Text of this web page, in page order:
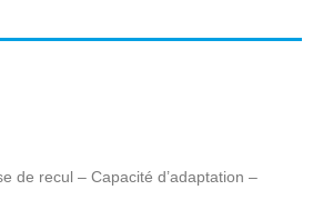
de recul – Capacité d’adaptation –